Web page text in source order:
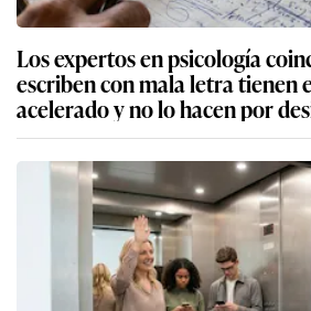
Los expertos en psicología
escriben con mala letra tienen
acelerado y no lo hacen por